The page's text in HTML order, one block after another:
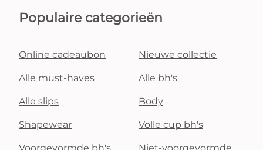
Populaire categorieën
Online cadeaubon Nieuwe collectie
Alle must-haves Alle bh's
Alle slips Body
Shapewear Volle cup bh's